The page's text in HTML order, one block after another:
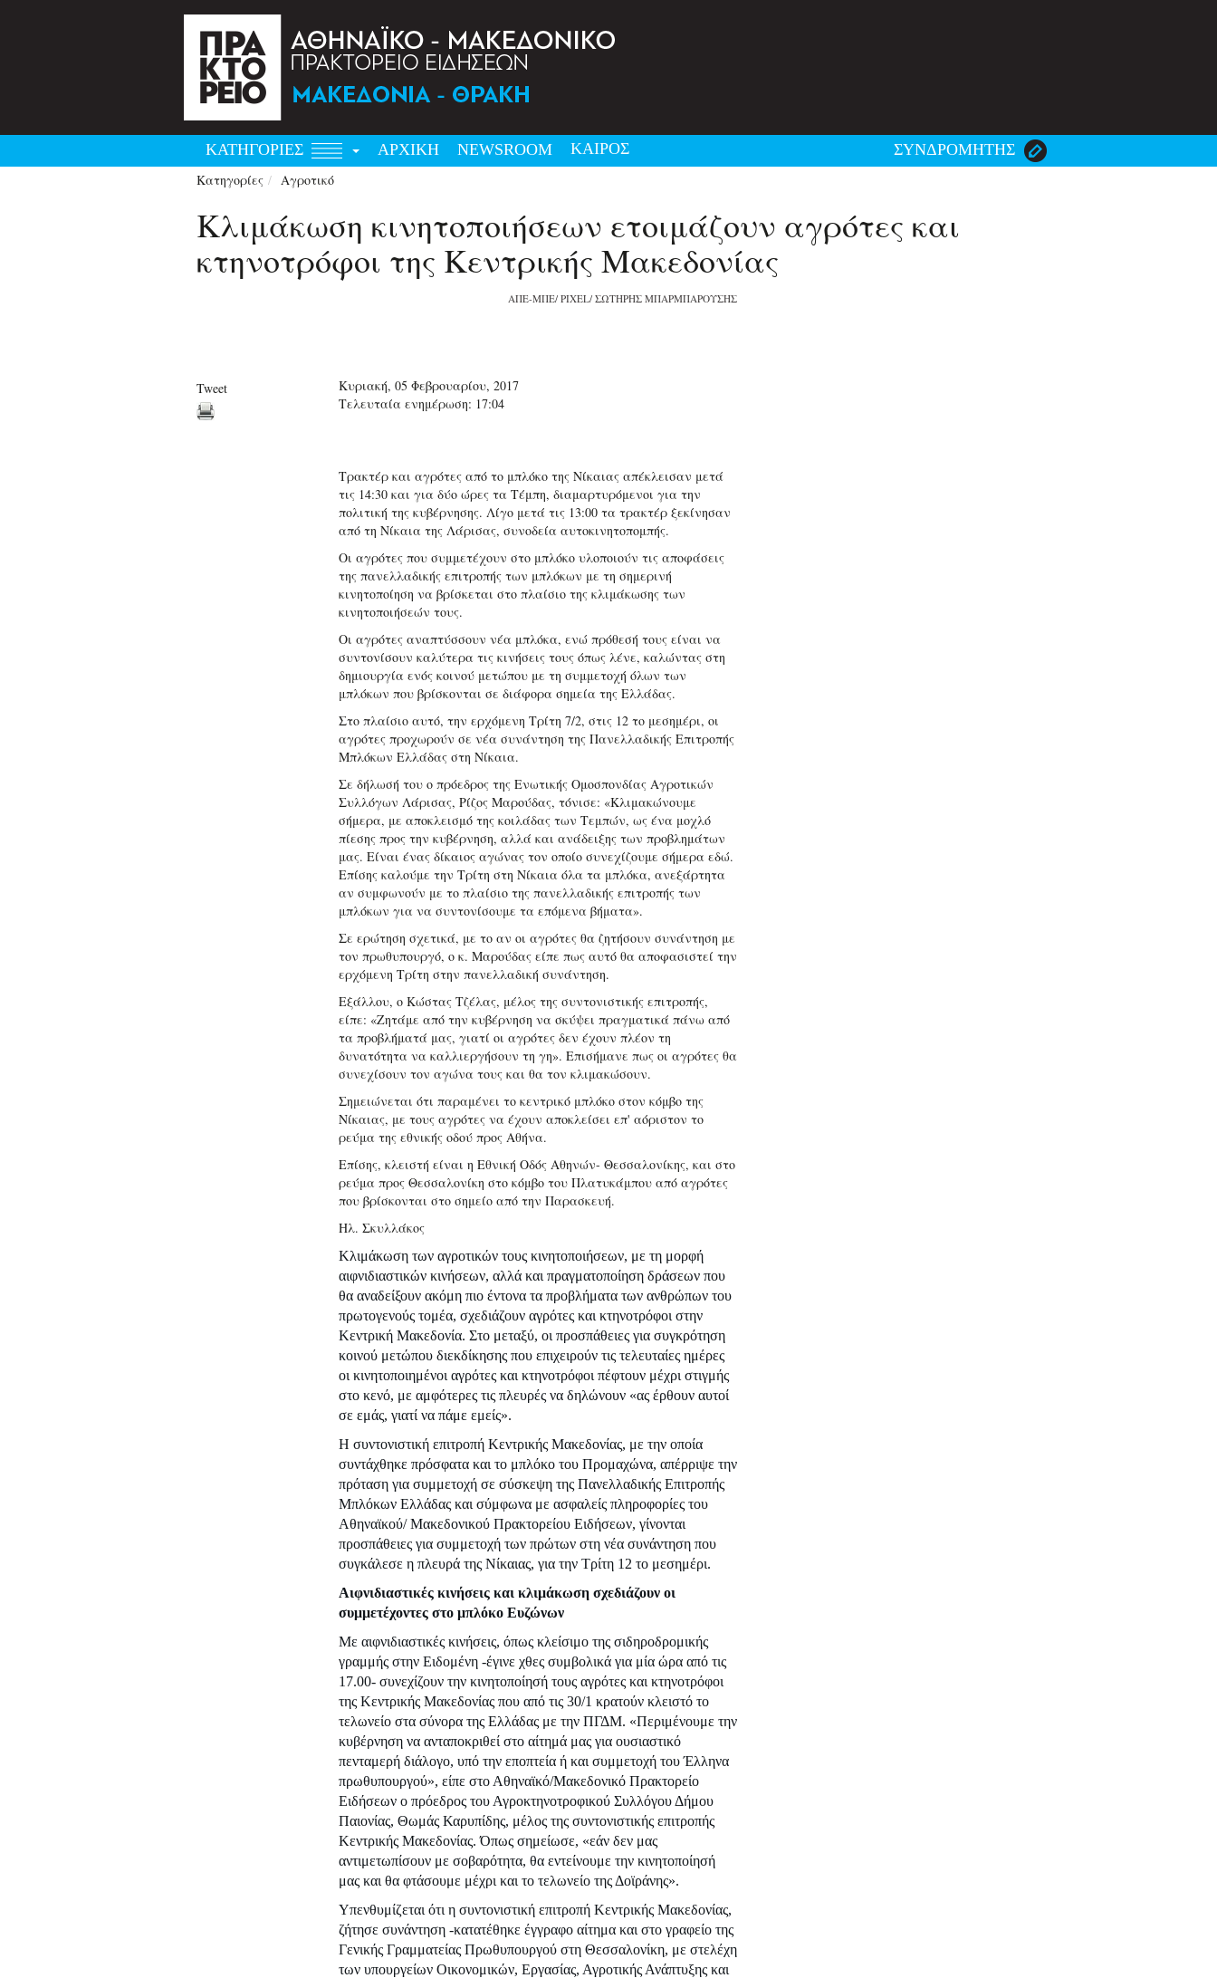
ΚΑΤΗΓΟΡΙΕΣ ΑΡΧΙΚΗ NEWSRΟΟΜ ΚΑΙΡΟΣ ΣΥΝΔΡΟΜΗΤΗΣ
Κατηγορίες Αγροτικό
Κλιμάκωση κινητοποιήσεων ετοιμάζουν αγρότες και
κτηνοτρόφοι της Κεντρικής Μακεδονίας
ΑΠΕ-ΜΠΕ/ PIXEL/ ΣΩΤΗΡΗΣ ΜΠΑΡΜΠΑΡΟΥΣΗΣ
Tweet
Κυριακή, 05 Φεβρουαρίου, 2017
Τελευταία ενημέρωση: 17:04
Τρακτέρ και αγρότες από το μπλόκο της Νίκαιας απέκλεισαν μετά
τις 14:30 και για δύο ώρες τα Τέμπη, διαμαρτυρόμενοι για την
πολιτική της κυβέρνησης. Λίγο μετά τις 13:00 τα τρακτέρ ξεκίνησαν
από τη Νίκαια της Λάρισας, συνοδεία αυτοκινητοπομπής.
Οι αγρότες που συμμετέχουν στο μπλόκο υλοποιούν τις αποφάσεις
της πανελλαδικής επιτροπής των μπλόκων με τη σημερινή
κινητοποίηση να βρίσκεται στο πλαίσιο της κλιμάκωσης των
κινητοποιήσεών τους.
Οι αγρότες αναπτύσσουν νέα μπλόκα, ενώ πρόθεσή τους είναι να
συντονίσουν καλύτερα τις κινήσεις τους όπως λένε, καλώντας στη
δημιουργία ενός κοινού μετώπου με τη συμμετοχή όλων των
μπλόκων που βρίσκονται σε διάφορα σημεία της Ελλάδας.
Στο πλαίσιο αυτό, την ερχόμενη Τρίτη 7/2, στις 12 το μεσημέρι, οι
αγρότες προχωρούν σε νέα συνάντηση της Πανελλαδικής Επιτροπής
Μπλόκων Ελλάδας στη Νίκαια.
Σε δήλωσή του ο πρόεδρος της Ενωτικής Ομοσπονδίας Αγροτικών
Συλλόγων Λάρισας, Ρίζος Μαρούδας, τόνισε: «Κλιμακώνουμε
σήμερα, με αποκλεισμό της κοιλάδας των Τεμπών, ως ένα μοχλό
πίεσης προς την κυβέρνηση, αλλά και ανάδειξης των προβλημάτων
μας. Είναι ένας δίκαιος αγώνας τον οποίο συνεχίζουμε σήμερα εδώ.
Επίσης καλούμε την Τρίτη στη Νίκαια όλα τα μπλόκα, ανεξάρτητα
αν συμφωνούν με το πλαίσιο της πανελλαδικής επιτροπής των
μπλόκων για να συντονίσουμε τα επόμενα βήματα».
Σε ερώτηση σχετικά, με το αν οι αγρότες θα ζητήσουν συνάντηση με
τον πρωθυπουργό, ο κ. Μαρούδας είπε πως αυτό θα αποφασιστεί την
ερχόμενη Τρίτη στην πανελλαδική συνάντηση.
Εξάλλου, ο Κώστας Τζέλας, μέλος της συντονιστικής επιτροπής,
είπε: «Ζητάμε από την κυβέρνηση να σκύψει πραγματικά πάνω από
τα προβλήματά μας, γιατί οι αγρότες δεν έχουν πλέον τη
δυνατότητα να καλλιεργήσουν τη γη». Επισήμανε πως οι αγρότες θα
συνεχίσουν τον αγώνα τους και θα τον κλιμακώσουν.
Σημειώνεται ότι παραμένει το κεντρικό μπλόκο στον κόμβο της
Νίκαιας, με τους αγρότες να έχουν αποκλείσει επ' αόριστον το
ρεύμα της εθνικής οδού προς Αθήνα.
Επίσης, κλειστή είναι η Εθνική Οδός Αθηνών- Θεσσαλονίκης, και στο
ρεύμα προς Θεσσαλονίκη στο κόμβο του Πλατυκάμπου από αγρότες
που βρίσκονται στο σημείο από την Παρασκευή.
Ηλ. Σκυλλάκος
Κλιμάκωση των αγροτικών τους κινητοποιήσεων, με τη μορφή
αιφνιδιαστικών κινήσεων, αλλά και πραγματοποίηση δράσεων που
θα αναδείξουν ακόμη πιο έντονα τα προβλήματα των ανθρώπων του
πρωτογενούς τομέα, σχεδιάζουν αγρότες και κτηνοτρόφοι στην
Κεντρική Μακεδονία. Στο μεταξύ, οι προσπάθειες για συγκρότηση
κοινού μετώπου διεκδίκησης που επιχειρούν τις τελευταίες ημέρες
οι κινητοποιημένοι αγρότες και κτηνοτρόφοι πέφτουν μέχρι στιγμής
στο κενό, με αμφότερες τις πλευρές να δηλώνουν «ας έρθουν αυτοί
σε εμάς, γιατί να πάμε εμείς».
Η συντονιστική επιτροπή Κεντρικής Μακεδονίας, με την οποία
συντάχθηκε πρόσφατα και το μπλόκο του Προμαχώνα, απέρριψε την
πρόταση για συμμετοχή σε σύσκεψη της Πανελλαδικής Επιτροπής
Μπλόκων Ελλάδας και σύμφωνα με ασφαλείς πληροφορίες του
Αθηναϊκού/ Μακεδονικού Πρακτορείου Ειδήσεων, γίνονται
προσπάθειες για συμμετοχή των πρώτων στη νέα συνάντηση που
συγκάλεσε η πλευρά της Νίκαιας, για την Τρίτη 12 το μεσημέρι.
Αιφνιδιαστικές κινήσεις και κλιμάκωση σχεδιάζουν οι
συμμετέχοντες στο μπλόκο Ευζώνων
Με αιφνιδιαστικές κινήσεις, όπως κλείσιμο της σιδηροδρομικής
γραμμής στην Ειδομένη -έγινε χθες συμβολικά για μία ώρα από τις
17.00- συνεχίζουν την κινητοποίησή τους αγρότες και κτηνοτρόφοι
της Κεντρικής Μακεδονίας που από τις 30/1 κρατούν κλειστό το
τελωνείο στα σύνορα της Ελλάδας με την ΠΓΔΜ. «Περιμένουμε την
κυβέρνηση να ανταποκριθεί στο αίτημά μας για ουσιαστικό
πενταμερή διάλογο, υπό την εποπτεία ή και συμμετοχή του Έλληνα
πρωθυπουργού», είπε στο Αθηναϊκό/Μακεδονικό Πρακτορείο
Ειδήσεων ο πρόεδρος του Αγροκτηνοτροφικού Συλλόγου Δήμου
Παιονίας, Θωμάς Καρυπίδης, μέλος της συντονιστικής επιτροπής
Κεντρικής Μακεδονίας. Όπως σημείωσε, «εάν δεν μας
αντιμετωπίσουν με σοβαρότητα, θα εντείνουμε την κινητοποίησή
μας και θα φτάσουμε μέχρι και το τελωνείο της Δοϊράνης».
Υπενθυμίζεται ότι η συντονιστική επιτροπή Κεντρικής Μακεδονίας,
ζήτησε συνάντηση -κατατέθηκε έγγραφο αίτημα και στο γραφείο της
Γενικής Γραμματείας Πρωθυπουργού στη Θεσσαλονίκη, με στελέχη
των υπουργείων Οικονομικών, Εργασίας, Αγροτικής Ανάπτυξης και